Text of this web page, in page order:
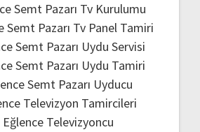
Semt Pazarı Tv Kurulumu
Semt Pazarı Tv Panel Tamiri
Semt Pazarı Uydu Servisi
Semt Pazarı Uydu Tamiri
Semt Pazarı Uyducu
Televizyon Tamircileri
Eğlence Televizyoncu